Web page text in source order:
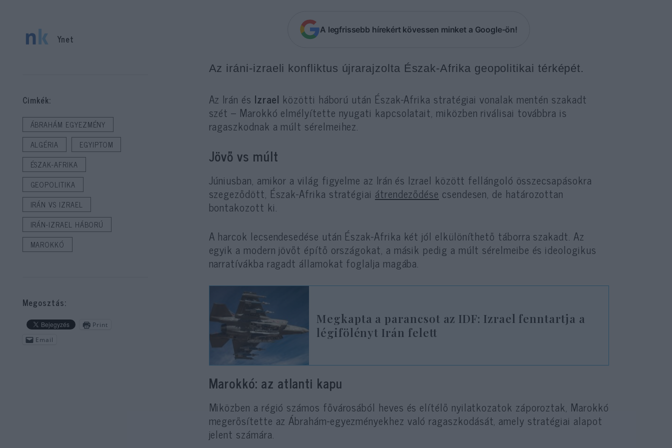
A legfrissebb hírekért kövessen minket a Google-ön!
Az iráni-izraeli konfliktus újrarajzolta Észak-Afrika geopolitikai térképét.
Az Irán és Izrael közötti háború után Észak-Afrika stratégiai vonalak mentén szakadt
szét – Marokkó elmélyítette nyugati kapcsolatait, miközben riválisai továbbra is
ragaszkodnak a múlt sérelmeihez.
Jövő vs múlt
Júniusban, amikor a világ figyelme az Irán és Izrael között fellángoló összecsapásokra
szegeződött, Észak-Afrika stratégiai átrendeződése csendesen, de határozottan
bontakozott ki.
A harcok lecsendesedése után Észak-Afrika két jól elkülöníthető táborra szakadt. Az
egyik a modern jövőt építő országokat, a másik pedig a múlt sérelmeibe és ideologikus
narratívákba ragadt államokat foglalja magába.
Megkapta a parancsot az IDF: Izrael fenntartja a
légifölényt Irán felett
Marokkó: az atlanti kapu
Miközben a régió számos fővárosából heves és elítélő nyilatkozatok záporoztak, Marokkó
megerősítette az Ábrahám-egyezményekhez való ragaszkodását, amely stratégiai alapot
jelent számára.
Ynet
Cimkék:
ÁBRAHÁM EGYEZMÉNY
ALGÉRIA
EGYIPTOM
ÉSZAK-AFRIKA
GEOPOLITIKA
IRÁN VS IZRAEL
IRÁN-IZRAEL HÁBORÚ
MAROKKÓ
Megosztás:
Print
Email